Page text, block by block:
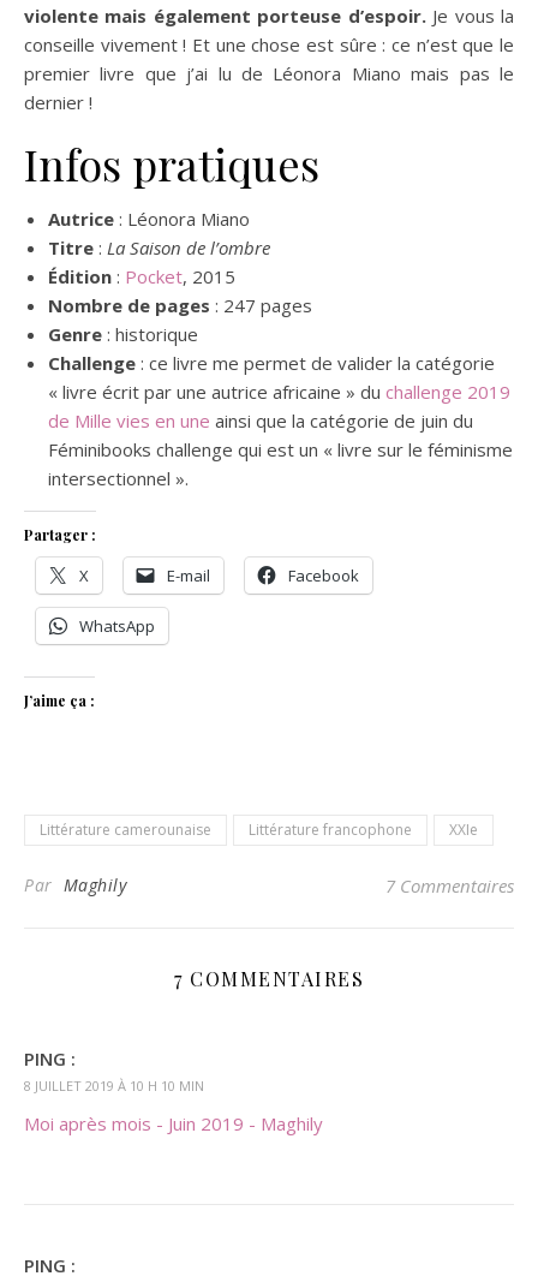
violente mais également porteuse d’espoir.Je vous la
conseille vivement ! Et une chose est sûre : ce n’est que le
premier livre que j’ai lu de Léonora Miano mais pas le
dernier !
Infos pratiques
Autrice : Léonora Miano
Titre : La Saison de l’ombre
Édition : Pocket, 2015
Nombre de pages : 247 pages
Genre : historique
Challenge : ce livre me permet de valider la catégorie
« livre écrit par une autrice africaine » du challenge 2019
de Mille vies en une ainsi que la catégorie de juin du
Féminibooks challenge qui est un « livre sur le féminisme
intersectionnel ».
Partager :
X E-mail Facebook
WhatsApp
J’aime ça :
Littérature camerounaise Littérature francophone XXIe
Par Maghily 7 Commentaires
7 COMMENTAIRES
PING :
8 JUILLET 2019 À 10 H 10 MIN
Moi après mois - Juin 2019 - Maghily
PING :